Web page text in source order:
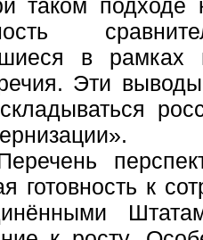
подходе к
в
Эти
готовность к